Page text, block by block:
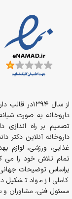
تصمیم بر راه اندازی
داروخانه آنلاین دکتر
غذایی، ورزشی، لوازم
تمام تلاش خود را می
براساس توضیحات
کاملی از مواد تشکیل
مسئول فنی، مشاوران و